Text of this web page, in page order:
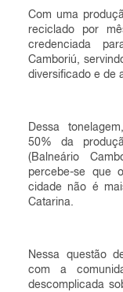
Com uma
reciclado por
credenciada
Camboriú,
diversificado e de
Dessa
50% da
(Balneário
percebe-se que
cidade não é
Catarina.
Nessa questão
com a
descomplicada